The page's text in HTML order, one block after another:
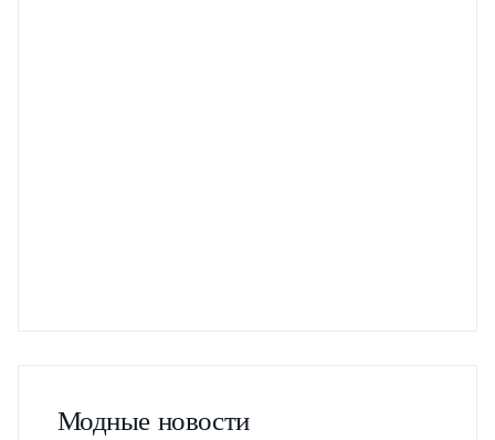
Модные новости